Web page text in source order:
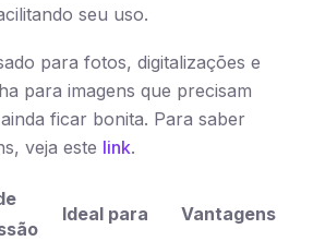
seu uso.
para fotos, digitalizações e
para imagens que precisam
ficar bonita. Para saber
veja este link.
Ideal para Vantagens